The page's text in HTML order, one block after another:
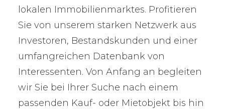
lokalen Immobilienmarktes. Profitieren
Sie von unserem starken Netzwerk aus
Investoren, Bestandskunden und einer
umfangreichen Datenbank von
Interessenten. Von Anfang an begleiten
wir Sie bei Ihrer Suche nach einem
passenden Kauf- oder Mietobjekt bis hin